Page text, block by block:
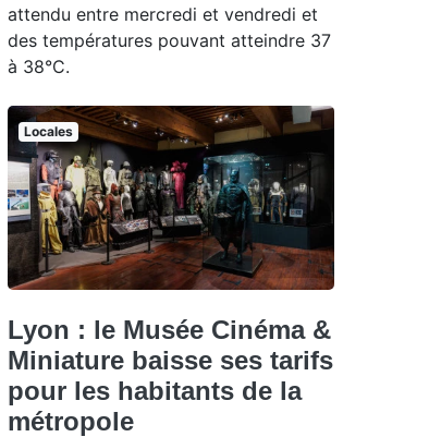
attendu entre mercredi et vendredi et
des températures pouvant atteindre 37
à 38°C.
Locales
Lyon : le Musée Cinéma &
Miniature baisse ses tarifs
pour les habitants de la
métropole